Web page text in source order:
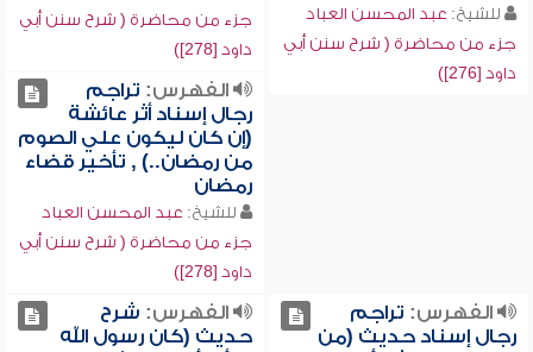
للشيخ: عبد المحسن العباد
جزء من محاضرة ( شرح سنن أبي
داود [276])
جزء من محاضرة ( شرح سنن أبي
داود [278])
الفهرس: تراجم
رجال إسناد أثر عائشة
(إن كان ليكون علي الصوم
من رمضان..) , تأخير قضاء
رمضان
للشيخ: عبد المحسن العباد
جزء من محاضرة ( شرح سنن أبي
داود [278])
الفهرس: تراجم
رجال إسناد حديث (من
الفهرس: شرح
حديث (كان رسول الله